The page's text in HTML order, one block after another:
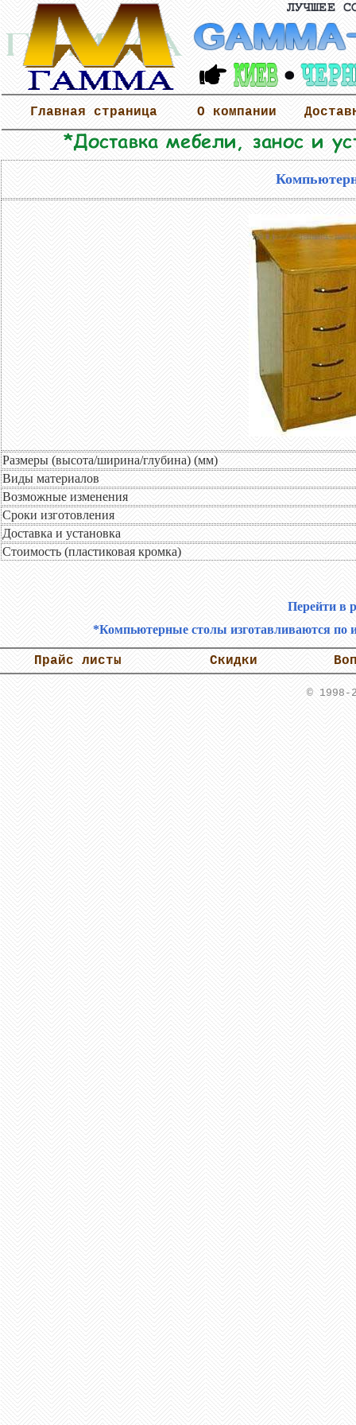
Главная страница О компании
Размеры (высота/ширина/глубина) (мм)
Виды материалов
Возможные изменения
Сроки изготовления
Доставка и установка
Стоимость (пластиковая кромка)
Перейти в
*Компьютерные столы изготавливаются по
Прайс листы Скидки
© 1998-